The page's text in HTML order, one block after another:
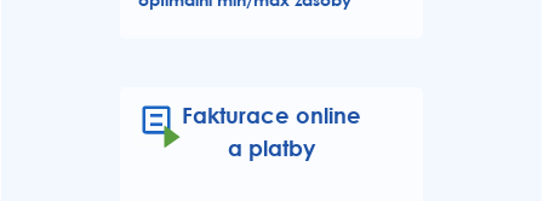
Fakturace online
a platby